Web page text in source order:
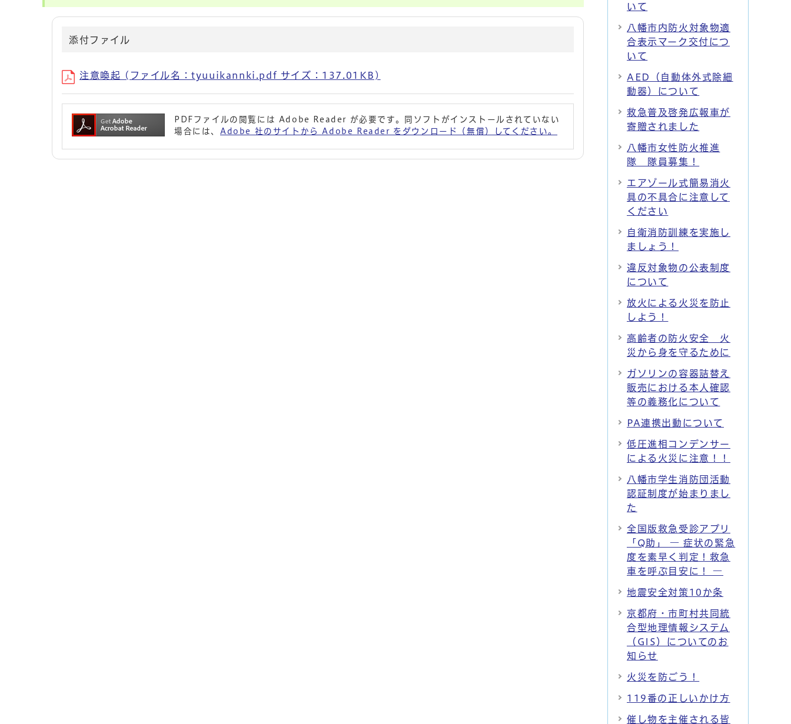
添付ファイル
注意喚起 (ファイル名：tyuuikannki.pdf サイズ：137.01KB)
PDFファイルの閲覧には Adobe Reader が必要です。同ソフトがインストールされていない
場合には、 Adobe 社のサイトから Adobe Reader をダウンロード（無償）してください。
いて
八幡市内防火対象物適
合表示マーク交付につ
いて
AED（自動体外式除細
動器）について
救急普及啓発広報車が
寄贈されました
八幡市女性防火推進
隊 隊員募集！
エアゾール式簡易消火
具の不具合に注意して
ください
自衛消防訓練を実施し
ましょう！
違反対象物の公表制度
について
放火による火災を防止
しよう！
高齢者の防火安全 火
災から身を守るために
ガソリンの容器詰替え
販売における本人確認
等の義務化について
PA連携出動について
低圧進相コンデンサー
による火災に注意！！
八幡市学生消防団活動
認証制度が始まりまし
た
全国版救急受診アプリ
「Q助」 ― 症状の緊急
度を素早く判定！救急
車を呼ぶ目安に！ ―
地震安全対策10か条
京都府・市町村共同統
合型地理情報システム
（GIS）についてのお
知らせ
火災を防ごう！
119番の正しいかけ方
催し物を主催される皆